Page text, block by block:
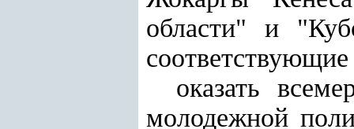
области" и
оказать
молодежной